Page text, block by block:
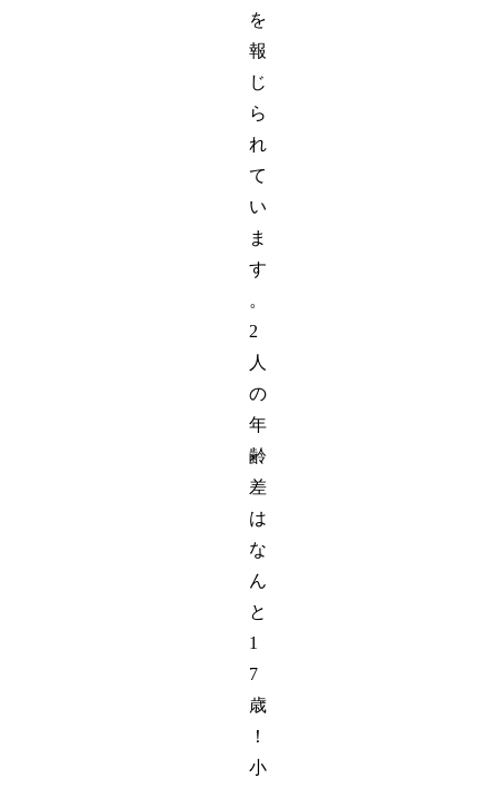
を
報
じ
ら
れ
て
い
ま
す
。
2
人
の
年
齢
差
は
な
ん
と
1
7
歳
！
小